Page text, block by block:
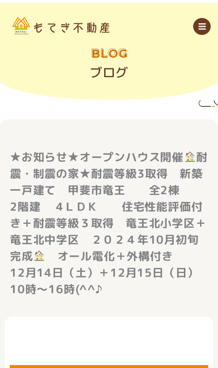
内
BLOG
ブログ
★お知らせ★オープンハウス開催
耐
震・制震の家★耐震等級3取得 新築
一戸建て 甲斐市竜王 全2棟
2階建 4ＬＤＫ 住宅性能評価付
き＋耐震等級３取得 竜王北小学区＋
竜王北中学区 ２０２４年10月初旬
完成
オール電化＋外構付き
12月14日（土）＋12月15日（日）
10時～16時(^^♪